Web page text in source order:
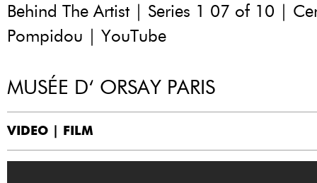
Behind The Artist | Series 1 07 of 10 |
Pompidou | YouTube
MUSÉE D‘ ORSAY PARIS
VIDEO | FILM